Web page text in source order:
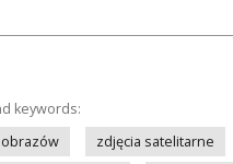
keywords:
zdjęcia satelitarne